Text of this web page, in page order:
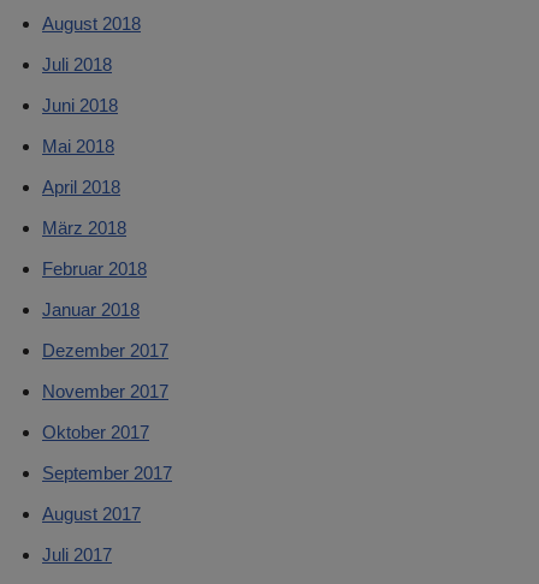
August 2018
Juli 2018
Juni 2018
Mai 2018
April 2018
März 2018
Februar 2018
Januar 2018
Dezember 2017
November 2017
Oktober 2017
September 2017
August 2017
Juli 2017